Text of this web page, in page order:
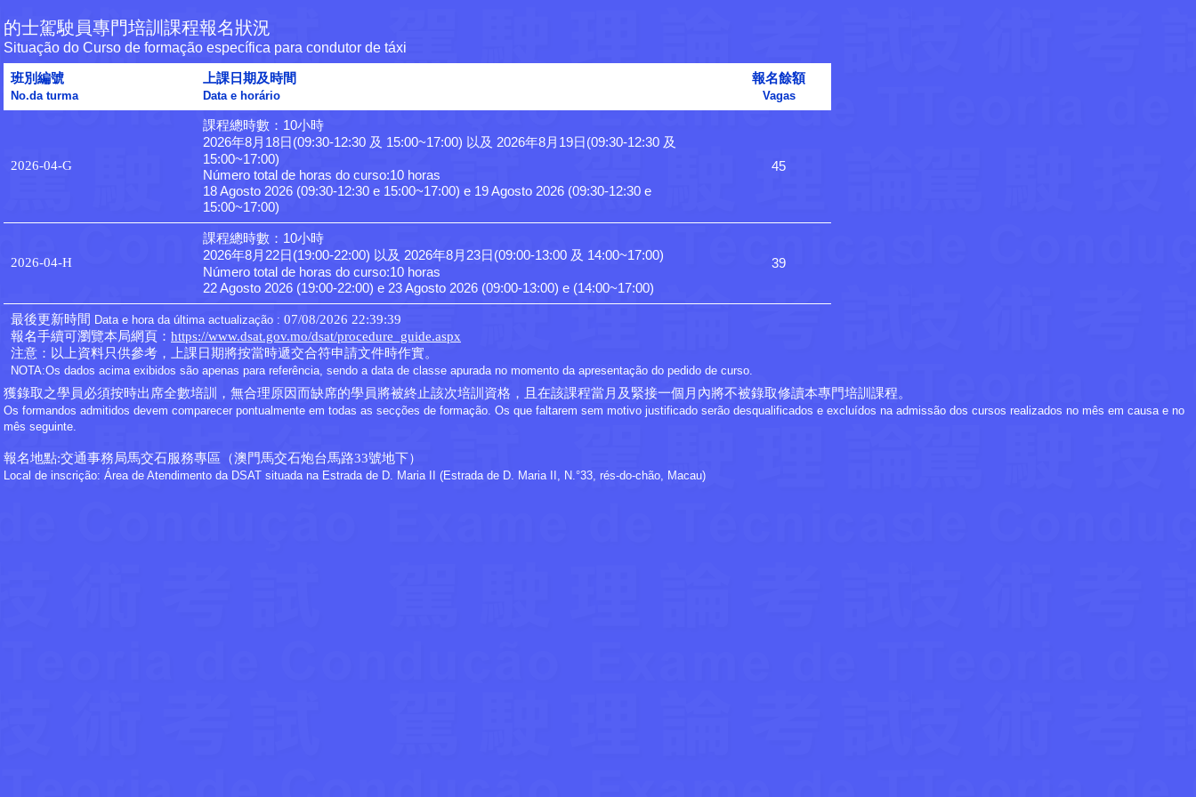
的士駕駛員專門培訓課程報名狀況
Situação do Curso de formação específica para condutor de táxi
班別編號
No.da turma
上課日期及時間
Data e horário
報名餘額
Vagas
2026-04-G
課程總時數：10小時
2026年8月18日(09:30-12:30 及 15:00~17:00) 以及 2026年8月19日(09:30-12:30 及
15:00~17:00)
Número total de horas do curso:10 horas
18 Agosto 2026 (09:30-12:30 e 15:00~17:00) e 19 Agosto 2026 (09:30-12:30 e
15:00~17:00)
45
2026-04-H
課程總時數：10小時
2026年8月22日(19:00-22:00) 以及 2026年8月23日(09:00-13:00 及 14:00~17:00)
Número total de horas do curso:10 horas
22 Agosto 2026 (19:00-22:00) e 23 Agosto 2026 (09:00-13:00) e (14:00~17:00)
39
最後更新時間 Data e hora da última actualização : 07/08/2026 22:39:39
報名手續可瀏覽本局網頁： https://www.dsat.gov.mo/dsat/procedure_guide.aspx
注意：以上資料只供參考，上課日期將按當時遞交合符申請文件時作實。
NOTA:Os dados acima exibidos são apenas para referência, sendo a data de classe apurada no momento da apresentação do pedido de curso.
獲錄取之學員必須按時出席全數培訓，無合理原因而缺席的學員將被終止該次培訓資格，且在該課程當月及緊接一個月內將不被錄取修讀本專門培訓課程。
Os formandos admitidos devem comparecer pontualmente em todas as secções de formação. Os que faltarem sem motivo justificado serão desqualificados e excluídos na admissão dos cursos realizados no mês em causa e no
mês seguinte.
報名地點:交通事務局馬交石服務專區（澳門馬交石炮台馬路33號地下）
Local de inscrição: Área de Atendimento da DSAT situada na Estrada de D. Maria II (Estrada de D. Maria II, N.°33, rés-do-chão, Macau)